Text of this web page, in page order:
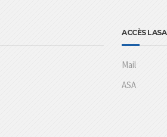
ACCÈS LASA
Mail
ASA